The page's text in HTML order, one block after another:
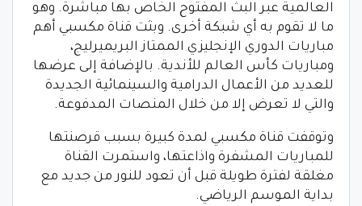
العالمية عبر البث المفتوح الخاص بها مباشرة. وهو
ما لا تقوم به أي شبكة أخرى. وبثت قناة مكسبي أهم
مباريات الدوري الإنجليزي الممتاز البريميرليج،
ومباريات كأس العالم للأندية. بالإضافة إلى عرضها
للعديد من الأعمال الدرامية والسينمائية الجديدة
والتي لا تعرض إلا من خلال المنصات المدفوعة.
وتوقفت قناة مكسبي لمدة كبيرة بسبب قرصنتها
للمباريات المشفرة واذاعتها، واستمرت القناة
مغلقة لفترة طويلة قبل أن تعود للنور من جديد مع
بداية الموسم الرياضي.